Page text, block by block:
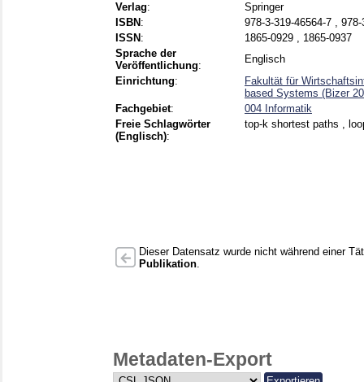
Verlag:
Springer
ISBN :
978-3-319-46564-7 ,
ISSN :
1865-0929 , 1865-0937
Sprache der
Veröffentlichung:
Englisch
Einrichtung:
Fakultät für
based Systems (Bizer
Fachgebiet:
004 Informatik
Freie Schlagwörter
(Englisch):
top-k shortest paths ,
Dieser Datensatz wurde nicht während einer
Publikation
Metadaten-Export